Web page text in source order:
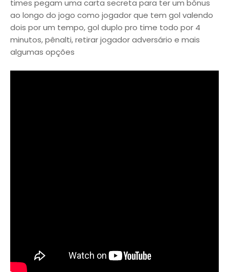
times pegam uma carta secreta para ter um bônus
ao longo do jogo como jogador que tem gol valendo
dois por um tempo, gol duplo pro time todo por 4
minutos, pênalti, retirar jogador adversário e mais
algumas opções